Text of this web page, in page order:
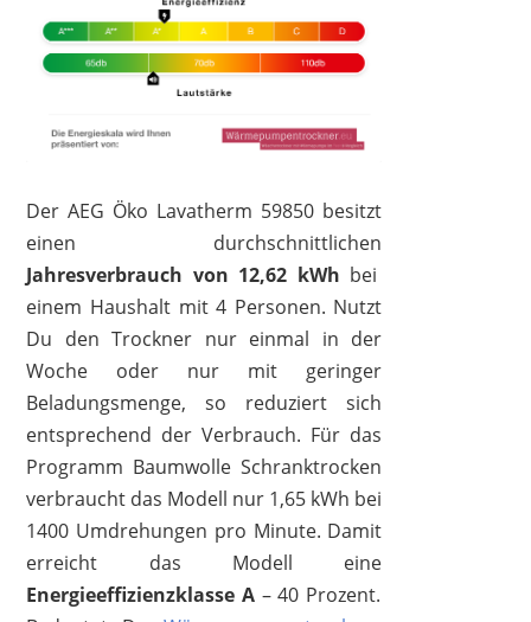
Der AEG Öko Lavatherm 59850 besitzt
einen durchschnittlichen
Jahresverbrauch von 12,62 kWh bei
einem Haushalt mit 4 Personen. Nutzt
Du den Trockner nur einmal in der
Woche oder nur mit geringer
Beladungsmenge, so reduziert sich
entsprechend der Verbrauch. Für das
Programm Baumwolle Schranktrocken
verbraucht das Modell nur 1,65 kWh bei
1400 Umdrehungen pro Minute. Damit
erreicht das Modell eine
Energieeffizienzklasse A – 40 Prozent.